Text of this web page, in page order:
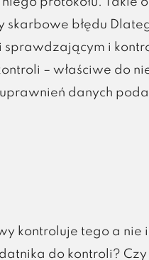
skarbowe błędu
sprawdzającym i
– właściwe do
danych
kontroluje tego a nie
do kontroli? Czy